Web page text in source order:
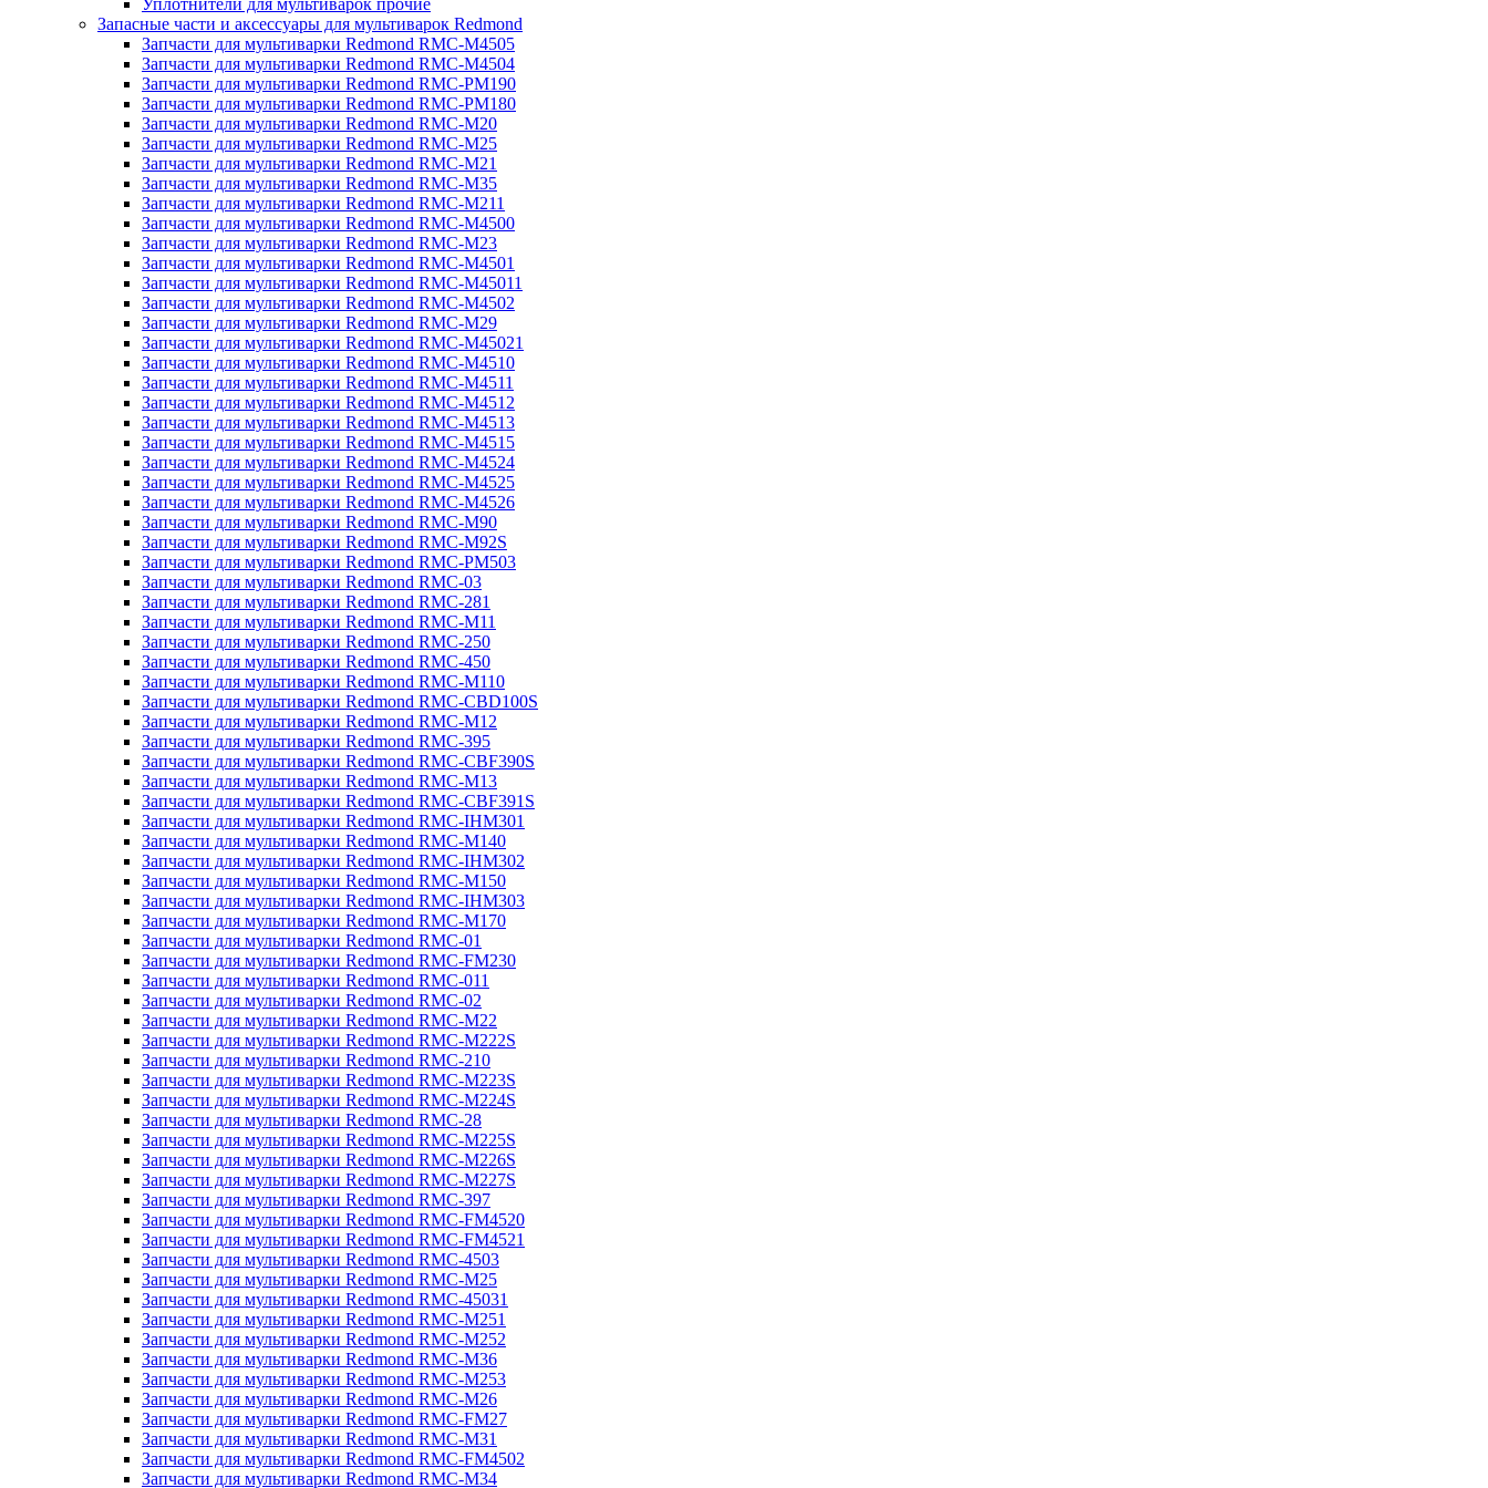
Уплотнители для мультиварок прочие
Запасные части и аксессуары для мультиварок Redmond
Запчасти для мультиварки Redmond RMC-M4505
Запчасти для мультиварки Redmond RMC-M4504
Запчасти для мультиварки Redmond RMC-PM190
Запчасти для мультиварки Redmond RMC-PM180
Запчасти для мультиварки Redmond RMC-M20
Запчасти для мультиварки Redmond RMC-M25
Запчасти для мультиварки Redmond RMC-M21
Запчасти для мультиварки Redmond RMC-M35
Запчасти для мультиварки Redmond RMC-M211
Запчасти для мультиварки Redmond RMC-M4500
Запчасти для мультиварки Redmond RMC-M23
Запчасти для мультиварки Redmond RMC-M4501
Запчасти для мультиварки Redmond RMC-M45011
Запчасти для мультиварки Redmond RMC-M4502
Запчасти для мультиварки Redmond RMC-M29
Запчасти для мультиварки Redmond RMC-M45021
Запчасти для мультиварки Redmond RMC-M4510
Запчасти для мультиварки Redmond RMC-M4511
Запчасти для мультиварки Redmond RMC-M4512
Запчасти для мультиварки Redmond RMC-M4513
Запчасти для мультиварки Redmond RMC-M4515
Запчасти для мультиварки Redmond RMC-M4524
Запчасти для мультиварки Redmond RMC-M4525
Запчасти для мультиварки Redmond RMC-M4526
Запчасти для мультиварки Redmond RMC-M90
Запчасти для мультиварки Redmond RMC-M92S
Запчасти для мультиварки Redmond RMC-PM503
Запчасти для мультиварки Redmond RMC-03
Запчасти для мультиварки Redmond RMC-281
Запчасти для мультиварки Redmond RMC-M11
Запчасти для мультиварки Redmond RMC-250
Запчасти для мультиварки Redmond RMC-450
Запчасти для мультиварки Redmond RMC-M110
Запчасти для мультиварки Redmond RMC-CBD100S
Запчасти для мультиварки Redmond RMC-M12
Запчасти для мультиварки Redmond RMC-395
Запчасти для мультиварки Redmond RMC-CBF390S
Запчасти для мультиварки Redmond RMC-M13
Запчасти для мультиварки Redmond RMC-CBF391S
Запчасти для мультиварки Redmond RMC-IHM301
Запчасти для мультиварки Redmond RMC-M140
Запчасти для мультиварки Redmond RMC-IHM302
Запчасти для мультиварки Redmond RMC-M150
Запчасти для мультиварки Redmond RMC-IHM303
Запчасти для мультиварки Redmond RMC-M170
Запчасти для мультиварки Redmond RMC-01
Запчасти для мультиварки Redmond RMC-FM230
Запчасти для мультиварки Redmond RMC-011
Запчасти для мультиварки Redmond RMC-02
Запчасти для мультиварки Redmond RMC-M22
Запчасти для мультиварки Redmond RMC-M222S
Запчасти для мультиварки Redmond RMC-210
Запчасти для мультиварки Redmond RMC-M223S
Запчасти для мультиварки Redmond RMC-M224S
Запчасти для мультиварки Redmond RMC-28
Запчасти для мультиварки Redmond RMC-M225S
Запчасти для мультиварки Redmond RMC-M226S
Запчасти для мультиварки Redmond RMC-M227S
Запчасти для мультиварки Redmond RMC-397
Запчасти для мультиварки Redmond RMC-FM4520
Запчасти для мультиварки Redmond RMC-FM4521
Запчасти для мультиварки Redmond RMC-4503
Запчасти для мультиварки Redmond RMC-M25
Запчасти для мультиварки Redmond RMC-45031
Запчасти для мультиварки Redmond RMC-M251
Запчасти для мультиварки Redmond RMC-M252
Запчасти для мультиварки Redmond RMC-M36
Запчасти для мультиварки Redmond RMC-M253
Запчасти для мультиварки Redmond RMC-M26
Запчасти для мультиварки Redmond RMC-FM27
Запчасти для мультиварки Redmond RMC-M31
Запчасти для мультиварки Redmond RMC-FM4502
Запчасти для мультиварки Redmond RMC-M34